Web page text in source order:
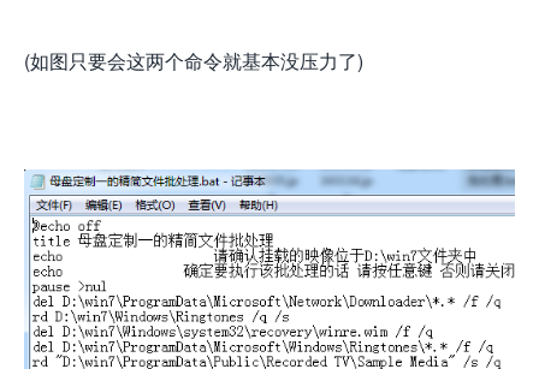
(如图只要会这两个命令就基本没压力了)